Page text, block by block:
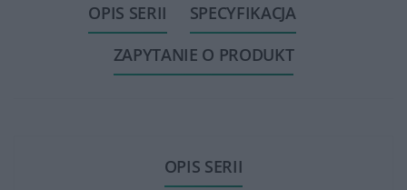
OPIS SERII
SPECYFIKACJA
ZAPYTANIE O PRODUKT
OPIS SERII